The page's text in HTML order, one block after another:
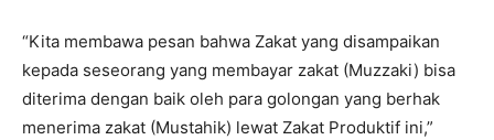
“Kita membawa pesan bahwa Zakat yang disampaikan
kepada seseorang yang membayar zakat (Muzzaki) bisa
diterima dengan baik oleh para golongan yang berhak
menerima zakat (Mustahik) lewat Zakat Produktif ini,”